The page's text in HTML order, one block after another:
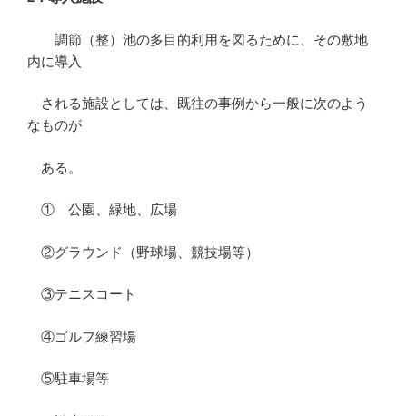
調節（整）池の多目的利用を図るために、その敷地
内に導入
される施設としては、既往の事例から一般に次のよう
なものが
ある。
① 公園、緑地、広場
②グラウンド（野球場、競技場等）
③テニスコート
④ゴルフ練習場
⑤駐車場等